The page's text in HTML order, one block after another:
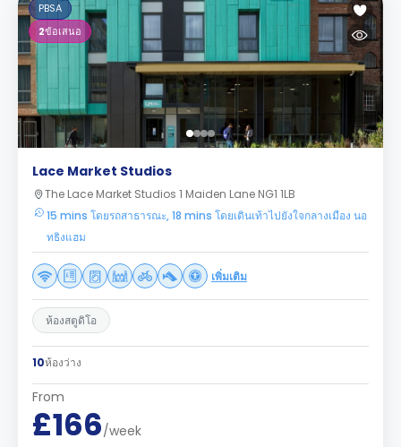
PBSA
2ข้อเสนอ
Lace Market Studios
The Lace Market Studios 1 Maiden Lane NG1 1LB
15 mins โดยรถสาธารณะ, 18 mins โดยเดินเท้าไปยังใจกลางเมือง นอ
ทธิงแฮม
เพิ่มเติม
ห้องสตูดิโอ
10ห้องว่าง
From
£166/week